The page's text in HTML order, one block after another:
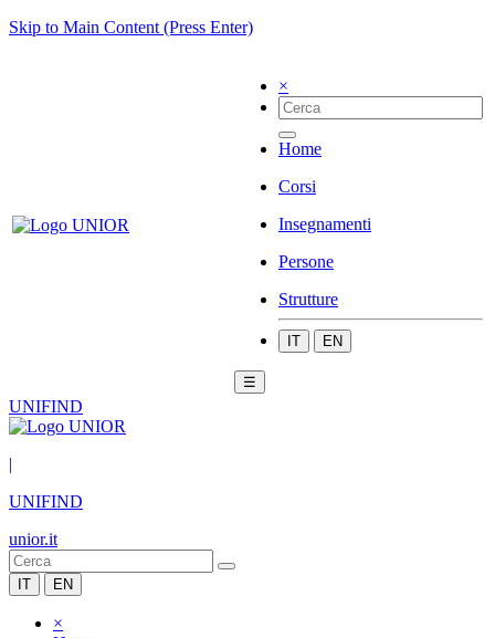
Skip to Main Content (Press Enter)
×
Home
Corsi
Insegnamenti
Persone
Strutture
IT EN
☰
UNIFIND
|
UNIFIND
unior.it
IT EN
×